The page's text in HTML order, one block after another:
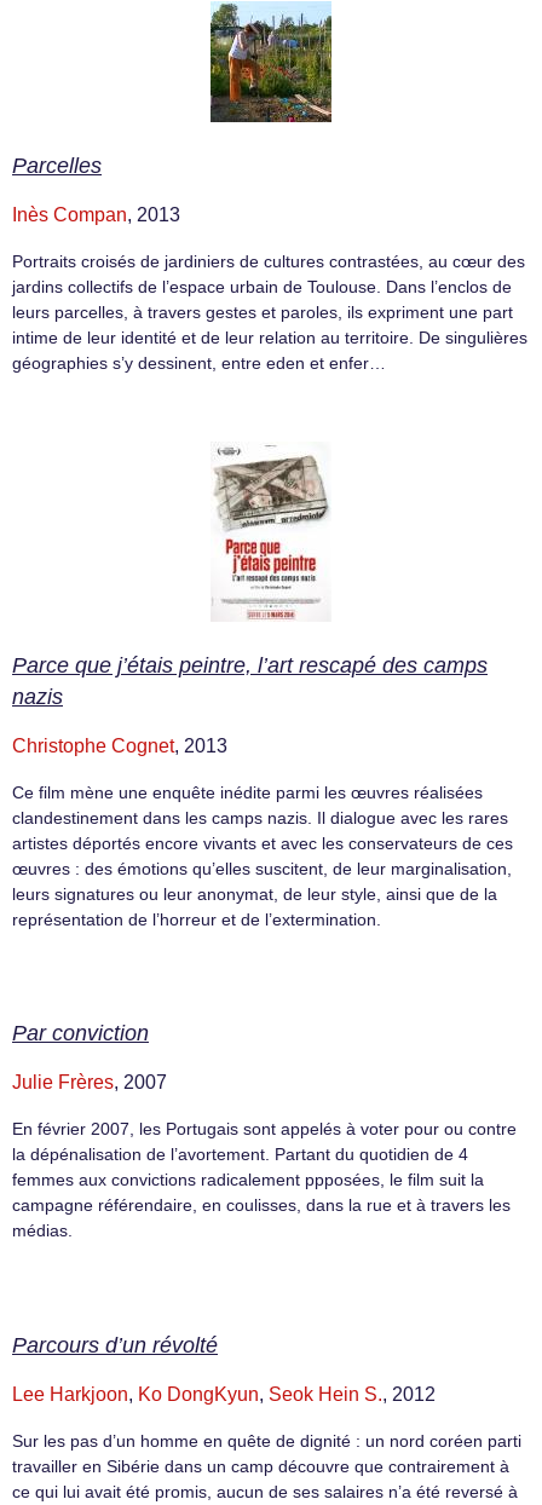
Parcelles
Inès Compan, 2013
Portraits croisés de jardiniers de cultures contrastées, au cœur des
jardins collectifs de l’espace urbain de Toulouse. Dans l’enclos de
leurs parcelles, à travers gestes et paroles, ils expriment une part
intime de leur identité et de leur relation au territoire. De singulières
géographies s’y dessinent, entre eden et enfer…
Parce que j’étais peintre, l’art rescapé des camps
nazis
Christophe Cognet, 2013
Ce film mène une enquête inédite parmi les œuvres réalisées
clandestinement dans les camps nazis. Il dialogue avec les rares
artistes déportés encore vivants et avec les conservateurs de ces
œuvres : des émotions qu’elles suscitent, de leur marginalisation,
leurs signatures ou leur anonymat, de leur style, ainsi que de la
représentation de l’horreur et de l’extermination.
Par conviction
Julie Frères, 2007
En février 2007, les Portugais sont appelés à voter pour ou contre
la dépénalisation de l’avortement. Partant du quotidien de 4
femmes aux convictions radicalement ppposées, le film suit la
campagne référendaire, en coulisses, dans la rue et à travers les
médias.
Parcours d’un révolté
Lee Harkjoon, Ko DongKyun, Seok Hein S., 2012
Sur les pas d’un homme en quête de dignité : un nord coréen parti
travailler en Sibérie dans un camp découvre que contrairement à
ce qui lui avait été promis, aucun de ses salaires n’a été reversé à